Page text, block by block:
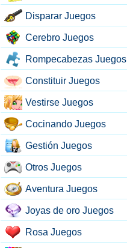
Disparar Juegos
Cerebro Juegos
Rompecabezas Juegos
Constituir Juegos
Vestirse Juegos
Cocinando Juegos
Gestión Juegos
Otros Juegos
Aventura Juegos
Joyas de oro Juegos
Rosa Juegos